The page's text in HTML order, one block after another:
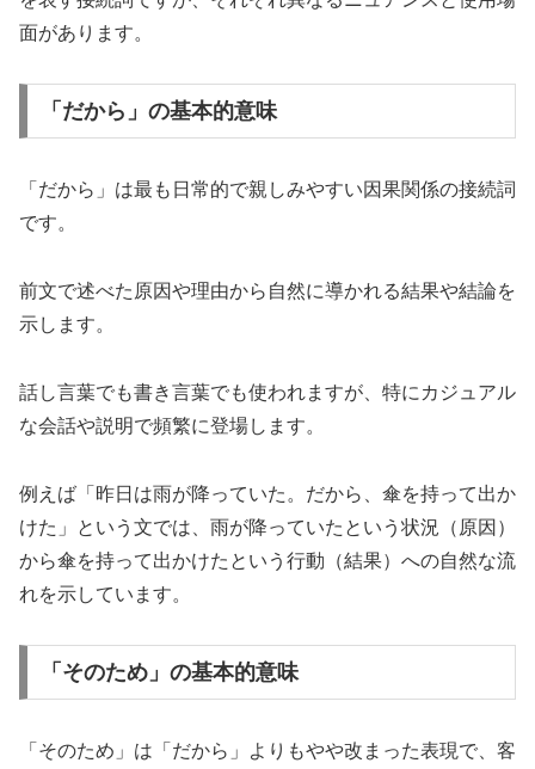
面があります。
「だから」の基本的意味
「だから」は最も日常的で親しみやすい因果関係の接続詞
です。
前文で述べた原因や理由から自然に導かれる結果や結論を
示します。
話し言葉でも書き言葉でも使われますが、特にカジュアル
な会話や説明で頻繁に登場します。
例えば「昨日は雨が降っていた。だから、傘を持って出か
けた」という文では、雨が降っていたという状況（原因）
から傘を持って出かけたという行動（結果）への自然な流
れを示しています。
「そのため」の基本的意味
「そのため」は「だから」よりもやや改まった表現で、客